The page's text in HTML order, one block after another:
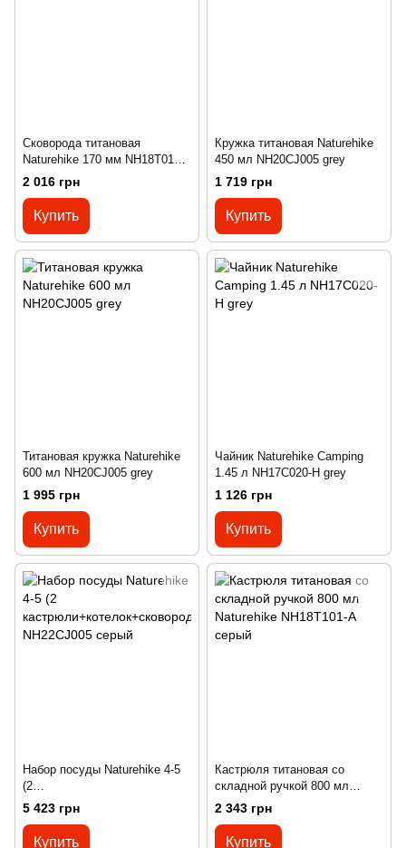
Сковорода титановая
Naturehike 170 мм NH18T010-A
grey
2 016 грн
Купить
Кружка титановая Naturehike
450 мл NH20CJ005 grey
1 719 грн
Купить
Титановая кружка Naturehike
600 мл NH20CJ005 grey
1 995 грн
Купить
Чайник Naturehike Camping
1.45 л NH17C020-H grey
1 126 грн
Купить
Набор посуды Naturehike 4-5
(2
кастрюли+котелок+сковорода
) NH22CJ005 серый
5 423 грн
Купить
Кастрюля титановая со
складной ручкой 800 мл
Naturehike NH18T101-A серый
2 343 грн
Купить